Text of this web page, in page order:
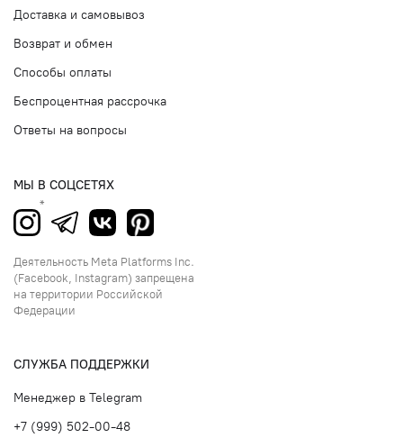
Доставка и самовывоз
Возврат и обмен
Способы оплаты
Беспроцентная рассрочка
Ответы на вопросы
МЫ В СОЦСЕТЯХ
Деятельность Meta Platforms Inc.
(Facebook, Instagram) запрещена
на территории Российской
Федерации
СЛУЖБА ПОДДЕРЖКИ
Менеджер в Telegram
+7 (999) 502-00-48